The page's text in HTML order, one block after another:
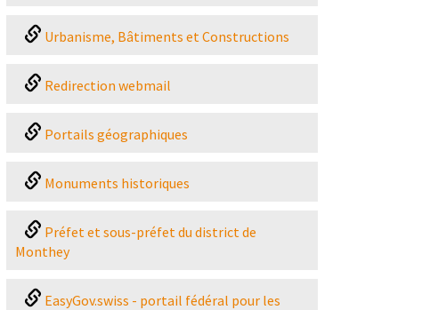
Urbanisme, Bâtiments et Constructions
Redirection webmail
Portails géographiques
Monuments historiques
Préfet et sous-préfet du district de
Monthey
EasyGov.swiss - portail fédéral pour les